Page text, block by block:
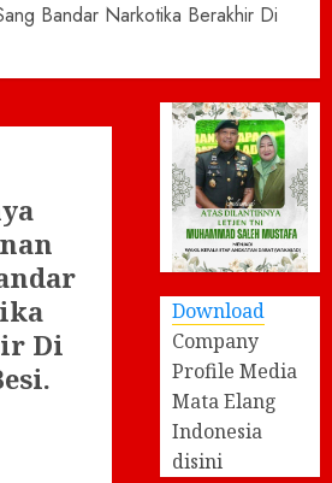
Bandar Narkotika Berakhir Di
Di
Download
Company
Profile Media
Mata Elang
Indonesia
disini